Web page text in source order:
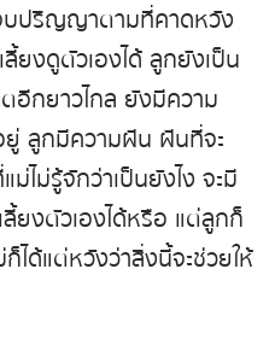
บปริญญาตามที่คาดหวัง
ยงดูตัวเองได้ ลูกยังเป็น
อีกยาวไกล ยังมีความ
ลูกมีความฝัน ฝันที่จะ
ไม่รู้จักว่าเป็นยังไง จะมี
ลี้ยงตัวเองได้หรือ แต่ลูกก็
ได้แต่หวังว่าสิ่งนี้จะช่วยให้